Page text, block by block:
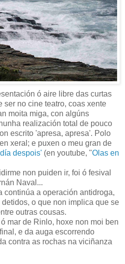
ó aire libre das curtas
ser no cine teatro, coas xente
moita miga, con algúns
realización total de pouco
escrito 'apresa, apresa'. Polo
xeral; e puxen o meu gran de
despois' (en youtube, "Olas en
non puiden ir, foi ó fesival
Naval...
continúa a operación antidroga,
o que non implica que se
outras cousas.
mar de Rinlo, hoxe non moi ben
e da auga escorrendo
contra as rochas na viciñanza